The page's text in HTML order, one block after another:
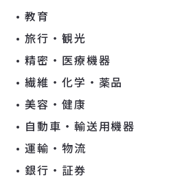
教育
旅行・観光
精密・医療機器
繊維・化学・薬品
美容・健康
自動車・輸送用機器
運輸・物流
銀行・証券